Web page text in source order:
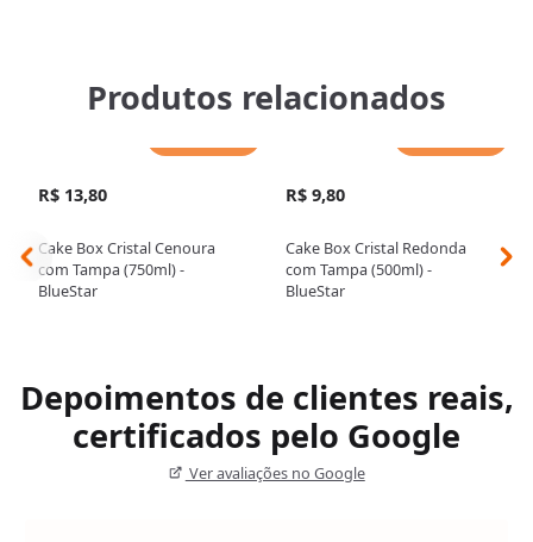
Produtos relacionados
R$ 13,80
Cake Box Cristal Cenoura
com Tampa (750ml) -
BlueStar
R$ 9,80
Cake Box Cristal Redonda
com Tampa (500ml) -
BlueStar
Depoimentos de clientes reais,
certificados pelo Google
Ver avaliações no Google